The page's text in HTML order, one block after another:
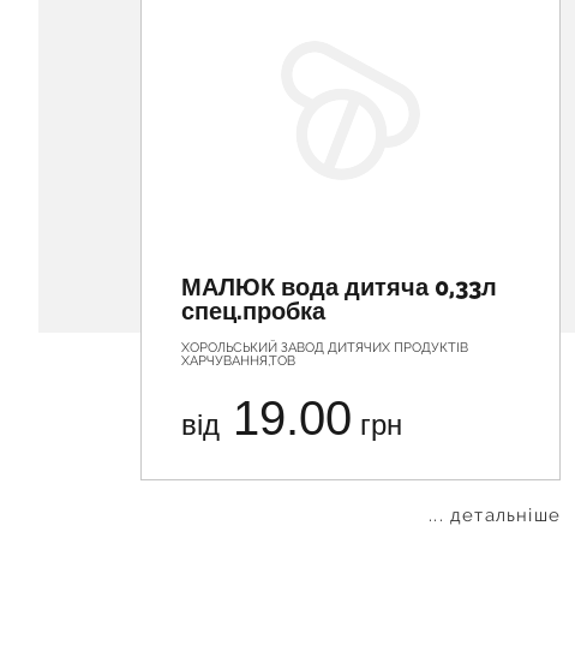
МАЛЮК вода дитяча 0,33л
спец.пробка
ХОРОЛЬСЬКИЙ ЗАВОД ДИТЯЧИХ ПРОДУКТІВ
ХАРЧУВАННЯ,ТОВ
від 19.00 грн
... детальніше